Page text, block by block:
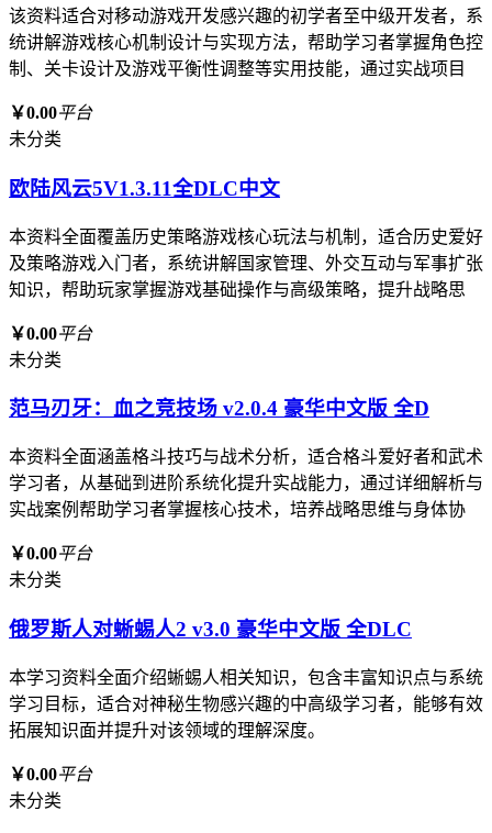
该资料适合对移动游戏开发感兴趣的初学者至中级开发者，系
统讲解游戏核心机制设计与实现方法，帮助学习者掌握角色控
制、关卡设计及游戏平衡性调整等实用技能，通过实战项目
￥0.00平台
未分类
欧陆风云5V1.3.11全DLC中文
本资料全面覆盖历史策略游戏核心玩法与机制，适合历史爱好
及策略游戏入门者，系统讲解国家管理、外交互动与军事扩张
知识，帮助玩家掌握游戏基础操作与高级策略，提升战略思
￥0.00平台
未分类
范马刃牙：血之竞技场 v2.0.4 豪华中文版 全D
本资料全面涵盖格斗技巧与战术分析，适合格斗爱好者和武术
学习者，从基础到进阶系统化提升实战能力，通过详细解析与
实战案例帮助学习者掌握核心技术，培养战略思维与身体协
￥0.00平台
未分类
俄罗斯人对蜥蜴人2 v3.0 豪华中文版 全DLC
本学习资料全面介绍蜥蜴人相关知识，包含丰富知识点与系统
学习目标，适合对神秘生物感兴趣的中高级学习者，能够有效
拓展知识面并提升对该领域的理解深度。
￥0.00平台
未分类